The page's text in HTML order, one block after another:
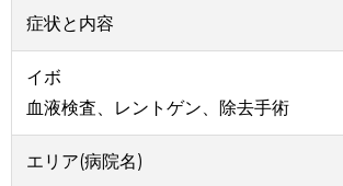
症状と内容
イボ
血液検査、レントゲン、除去手術
エリア(病院名)